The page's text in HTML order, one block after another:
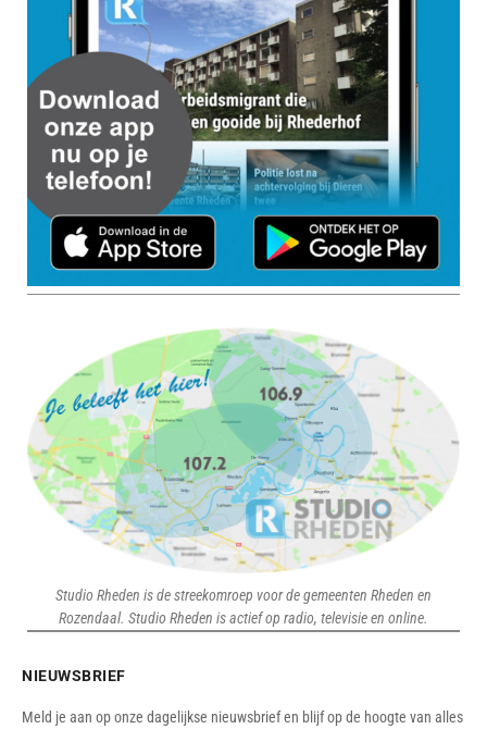
Studio Rheden is de streekomroep voor de gemeenten Rheden en
Rozendaal. Studio Rheden is actief op radio, televisie en online.
NIEUWSBRIEF
Meld je aan op onze dagelijkse nieuwsbrief en blijf op de hoogte van alles